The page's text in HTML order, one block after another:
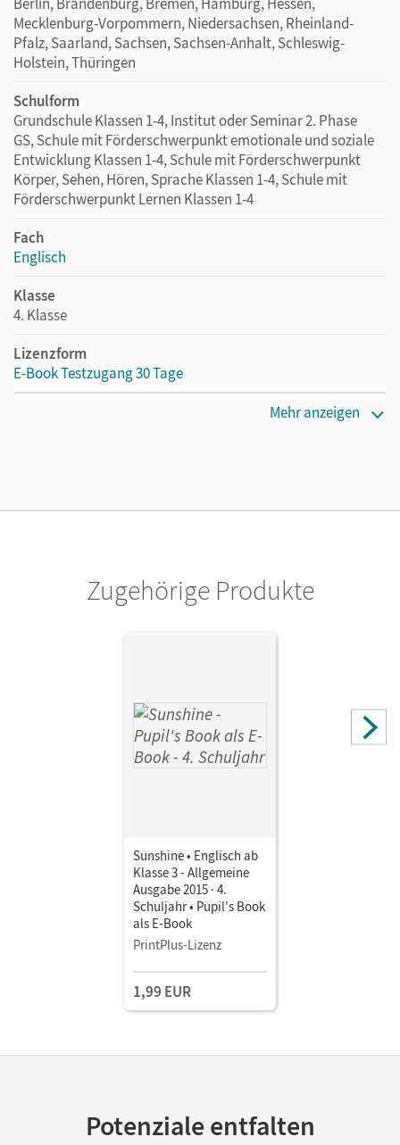
Mecklenburg-Vorpommern, Niedersachsen, Rheinland-
Pfalz, Saarland, Sachsen, Sachsen-Anhalt, Schleswig-
Holstein, Thüringen
Schulform
Grundschule Klassen 1-4, Institut oder Seminar 2. Phase
GS, Schule mit Förderschwerpunkt emotionale und soziale
Entwicklung Klassen 1-4, Schule mit Förderschwerpunkt
Körper, Sehen, Hören, Sprache Klassen 1-4, Schule mit
Förderschwerpunkt Lernen Klassen 1-4
Fach
Englisch
Klasse
4. Klasse
Lizenzform
E-Book Testzugang 30 Tage
Schröder, Caroline; Beattie, Tanja; Hollbrügge, Birgit;
Mehr anzeigen
Zugehörige Produkte
Sunshine • Englisch ab
Klasse 3 - Allgemeine
Ausgabe 2015 · 4.
Schuljahr • Pupil's Book
als E-Book
PrintPlus-Lizenz
1,99 EUR
Potenziale entfalten